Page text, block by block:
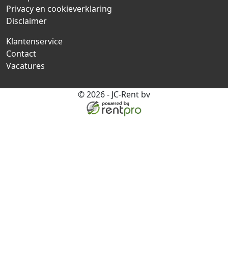
Privacy en cookieverklaring
Disclaimer
Klantenservice
Contact
Vacatures
© 2026 - JC-Rent bv